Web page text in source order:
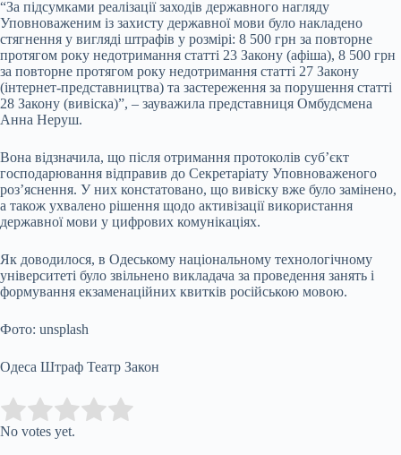
“За підсумками реалізації заходів державного нагляду
Уповноваженим із захисту державної мови було накладено
стягнення у вигляді штрафів у розмірі: 8 500 грн за повторне
протягом року недотримання статті 23 Закону (афіша), 8 500 грн
за повторне протягом року недотримання статті 27 Закону
(інтернет-представництва) та застереження за порушення статті
28 Закону (вивіска)”, – зауважила представниця Омбудсмена
Анна Неруш.
Вона відзначила, що після отримання протоколів суб’єкт
господарювання відправив до Секретаріату Уповноваженого
роз’яснення. У них констатовано, що вивіску вже було замінено,
а також ухвалено рішення щодо активізації використання
державної мови у цифрових комунікаціях.
Як доводилося, в Одеському національному технологічному
університеті було звільнено викладача за проведення занять і
формування екзаменаційних квитків російською мовою.
Фото: unsplash
Одеса Штраф Театр Закон
Rate this item:
No votes yet.